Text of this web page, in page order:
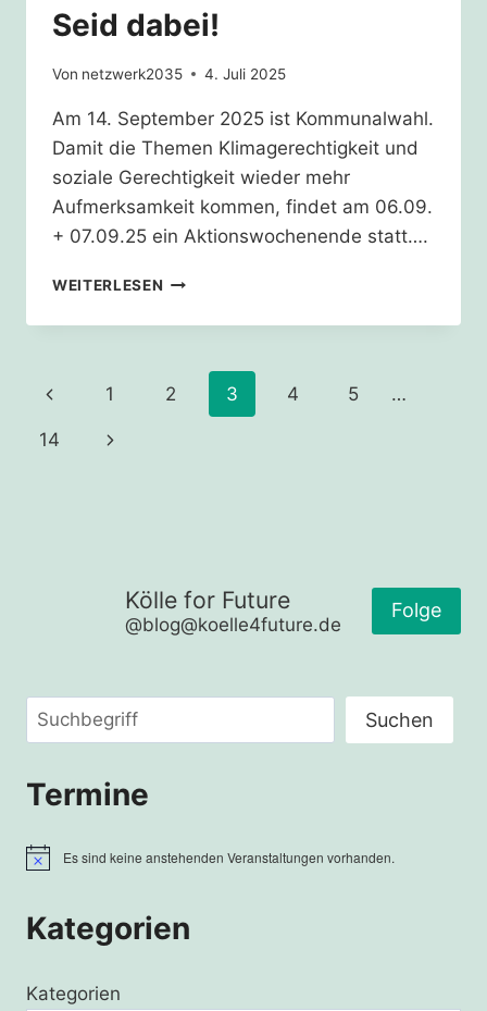
Seid dabei!
Von netzwerk2035 4. Juli 2025
Am 14. September 2025 ist Kommunalwahl.
Damit die Themen Klimagerechtigkeit und
soziale Gerechtigkeit wieder mehr
Aufmerksamkeit kommen, findet am 06.09.
+ 07.09.25 ein Aktionswochenende statt….
WEITERLESEN 06.-07.09.25
AKTIONSTAGE
KOMMUNALWAHL
IN
Seitennavigation
Vorherige
Seite
1 2 3 4 5 …
14
Nächste
Kölle for Future
@blog@koelle4future.de
Folge
Suchen Suchen
Termine
HinweisEs sind keine anstehenden Veranstaltungen vorhanden.
Kategorien
Kategorien